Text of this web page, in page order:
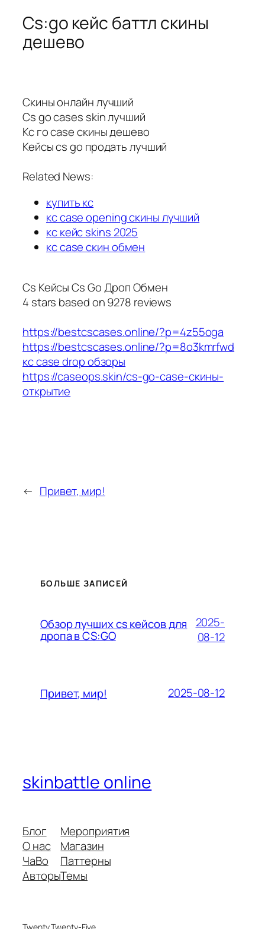
Cs:go кейс баттл скины
дешево
Скины онлайн лучший
Cs go cases skin лучший
Кс го case скины дешево
Кейсы cs go продать лучший
Related News:
купить кс
кс case opening скины лучший
кс кейс skins 2025
кс case скин обмен
Cs Кейсы Cs Go Дроп Обмен
4 stars based on9278 reviews
https://bestcscases.online/?p=4z55oga
https://bestcscases.online/?p=8o3kmrfwd
кс case drop обзоры
https://caseops.skin/cs-go-case-скины-
открытие
← Привет, мир!
БОЛЬШЕ ЗАПИСЕЙ
Обзор лучших cs кейсов для
дропа в CS:GO
2025-
08-12
Привет, мир! 2025-08-12
skinbattle online
Блог
О нас
ЧаВо
Авторы
Мероприятия
Магазин
Паттерны
Темы